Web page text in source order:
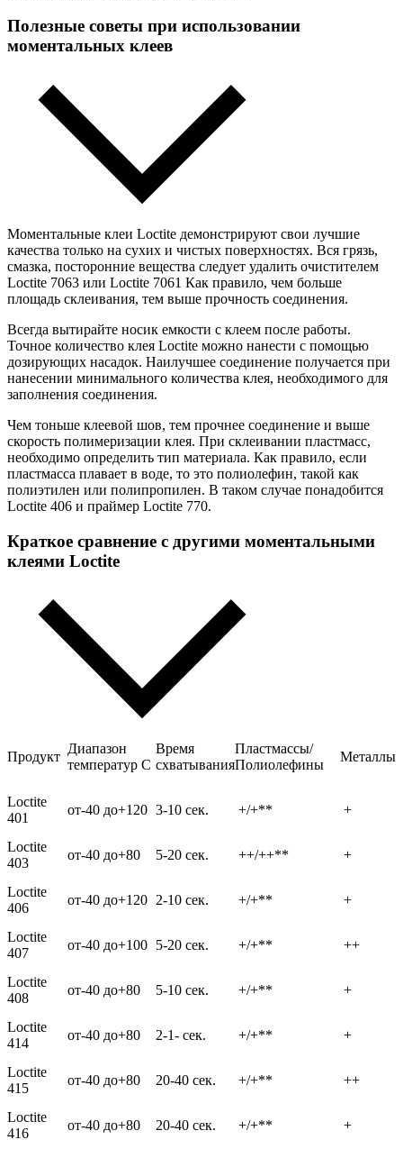
Полезные советы при использовании
моментальных клеев
Моментальные клеи Loctite демонстрируют свои лучшие
качества только на сухих и чистых поверхностях. Вся грязь,
смазка, посторонние вещества следует удалить очистителем
Loctite 7063 или Loctite 7061 Как правило, чем больше
площадь склеивания, тем выше прочность соединения.
Всегда вытирайте носик емкости с клеем после работы.
Точное количество клея Loctite можно нанести с помощью
дозирующих насадок. Наилучшее соединение получается при
нанесении минимального количества клея, необходимого для
заполнения соединения.
Чем тоньше клеевой шов, тем прочнее соединение и выше
скорость полимеризации клея. При склеивании пластмасс,
необходимо определить тип материала. Как правило, если
пластмасса плавает в воде, то это полиолефин, такой как
полиэтилен или полипропилен. В таком случае понадобится
Loctite 406 и праймер Loctite 770.
Краткое сравнение с другими моментальными
клеями Loctite
Продукт
Диапазон
температур С
Время
схватывания
Пластмассы/
Полиолефины
Металлы
Loctite
401
от-40 до+120 3-10 сек. +/+** +
Loctite
403
от-40 до+80 5-20 сек. ++/++** +
Loctite
406
от-40 до+120 2-10 сек. +/+** +
Loctite
407
от-40 до+100 5-20 сек. +/+** ++
Loctite
408
от-40 до+80 5-10 сек. +/+** +
Loctite
414
от-40 до+80 2-1- сек. +/+** +
Loctite
415
от-40 до+80 20-40 сек. +/+** ++
Loctite
416
от-40 до+80 20-40 сек. +/+** +